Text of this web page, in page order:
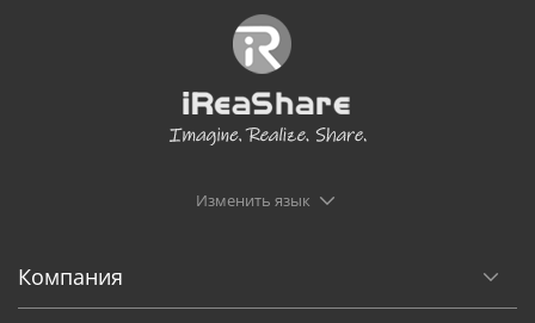
Изменить язык
Компания